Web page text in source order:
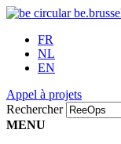
FR
NL
EN
Appel à projets
Rechercher
MENU